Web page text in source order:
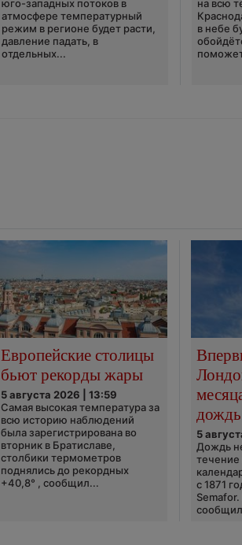
юго-западных потоков в
атмосфере температурный
режим в регионе будет расти,
давление падать, в
отдельных...
на всю
в небе
Европейские столицы
бьют рекорды жары
5 августа 2026 | 13:59
Самая высокая температура за
всю историю наблюдений
была зарегистрирована во
вторник в Братиславе,
столбики термометров
поднялись до рекордных
+40,8° , сообщил...
дождь
5
Дождь
течение
с 1871